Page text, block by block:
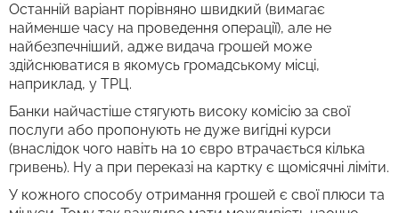
Останній варіант порівняно швидкий (вимагає
найменше часу на проведення операції), але не
найбезпечніший, адже видача грошей може
здійснюватися в якомусь громадському місці,
наприклад, у ТРЦ.
Банки найчастіше стягують високу комісію за свої
послуги або пропонують не дуже вигідні курси
(внаслідок чого навіть на 10 євро втрачається кілька
гривень). Ну а при переказі на картку є щомісячні ліміти.
У кожного способу отримання грошей є свої плюси та